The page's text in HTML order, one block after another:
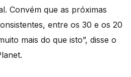
Convém que as próximas
entre os 30 e os 20
mais do que isto”, disse o